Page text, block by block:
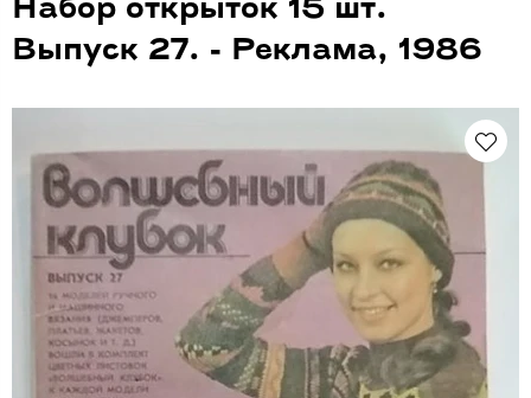
Набор открыток 15 шт.
Выпуск 27. - Реклама, 1986